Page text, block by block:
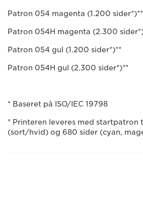
Patron 054 magenta (1.200 sider*)**
Patron 054H magenta (2.300
Patron 054 gul (1.200 sider*)**
Patron 054H gul (2.300 sider*)**
* Baseret på ISO/IEC 19798
* Printeren leveres med startpatron
(sort/hvid) og 680 sider (cyan,